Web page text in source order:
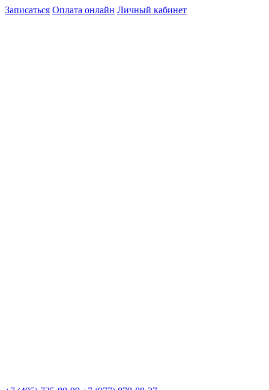
Записаться Оплата онлайн Личный кабинет